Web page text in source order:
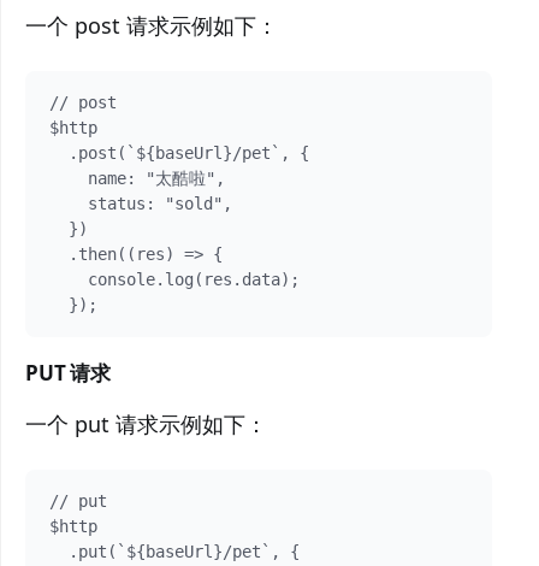
一个 post 请求示例如下：
// post
$http
  .post(`${baseUrl}/pet`, {
    name: "太酷啦",
    status: "sold",
  })
  .then((res) => {
    console.log(res.data);
PUT 请求
一个 put 请求示例如下：
// put
$http
  .put(`${baseUrl}/pet`, {